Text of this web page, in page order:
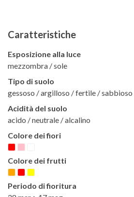
Caratteristiche
Esposizione alla luce
mezzombra / sole
Tipo di suolo
gessoso / argilloso / fertile / sabbioso
Acidità del suolo
acido / neutrale / alcalino
Colore dei fiori
Colore dei frutti
Periodo di fioritura